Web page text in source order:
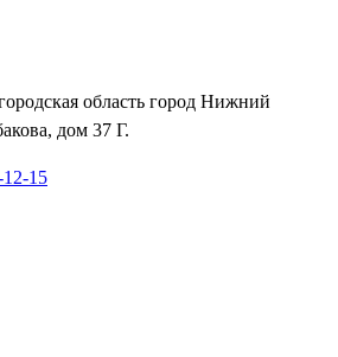
область город Нижний
дом 37 Г.
15